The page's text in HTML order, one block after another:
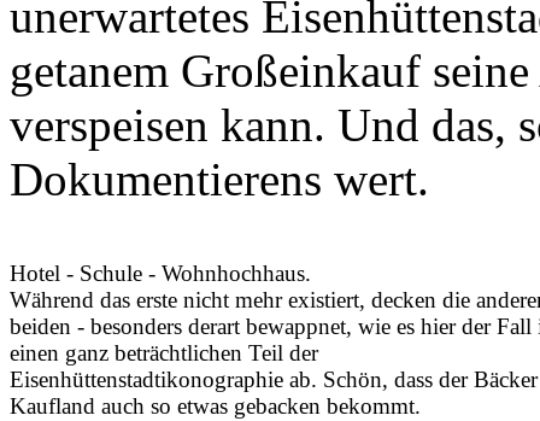
unerwartetes
getanem Großeinkauf
verspeisen kann. Und das,
Dokumentierens wert.
Hotel - Schule - Wohnhochhaus.
Während das erste nicht mehr existiert, decken die
beiden - besonders derart bewappnet, wie es hier der Fall
einen ganz beträchtlichen Teil der
Eisenhüttenstadtikonographie ab. Schön, dass der
Kaufland auch so etwas gebacken bekommt.